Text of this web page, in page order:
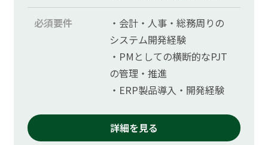
必須要件
・会計・人事・総務周りの
システム開発経験
・PMとしての横断的なPJT
の管理・推進
・ERP製品導入・開発経験
詳細を見る